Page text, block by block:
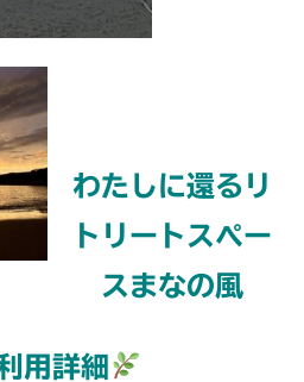
わたしに還るリ
トリートスペー
スまなの風
用詳細